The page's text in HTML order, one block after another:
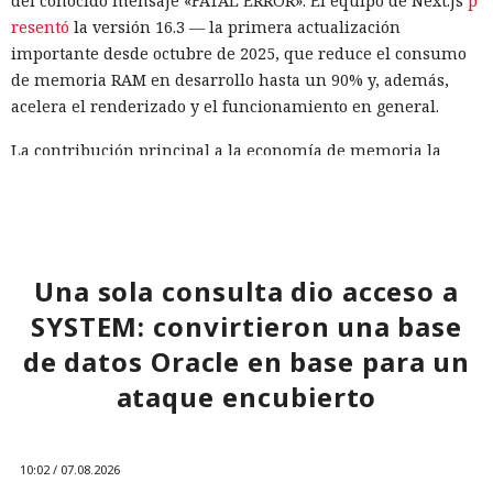
resentó la versión 16.3 — la primera actualización
importante desde octubre de 2025, que reduce el consumo
de memoria RAM en desarrollo hasta un 90% y, además,
acelera el renderizado y el funcionamiento en general.
La contribución principal a la economía de memoria la
instancia con 50 rutas (páginas separadas) ahora consume
alrededor de 840 megabytes en lugar de los anteriores 4,6
gigabytes — un ahorro de aproximadamente el 82%.
El caché en disco, probado ya en la versión 16.1, lee el caché
guardado antes de la compilación y recompila solo los
Una sola consulta dio acceso a
SYSTEM: convirtieron una base
de datos Oracle en base para un
ataque encubierto
10:02 / 07.08.2026